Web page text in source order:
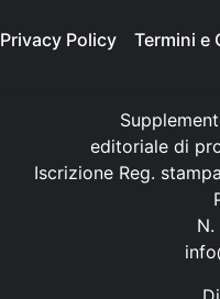
Privacy Policy Termini e
editoriale di
Iscrizione Reg.